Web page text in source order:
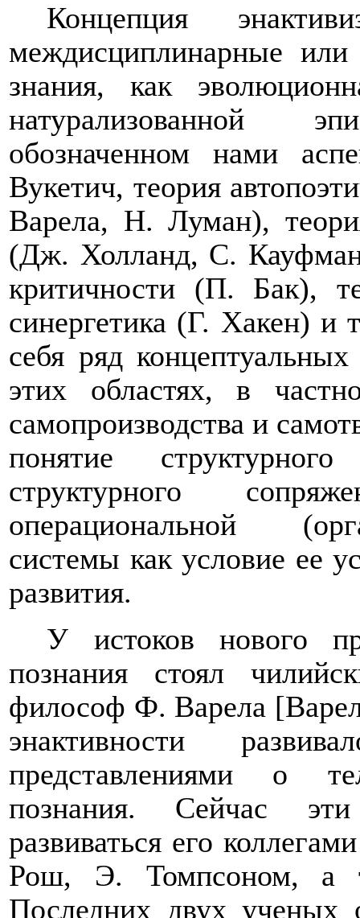
Концепция
междисциплинарные или
знания, как
натурализованной
обозначенном нами
Вукетич, теория
Варела, Н. Луман),
(Дж. Холланд, С.
критичности (П. Бак),
синергетика (Г. Хакен) и
себя ряд
этих областях, в
самопроизводства и
понятие
структурного
операциональной
системы как условие ее
развития.
У истоков нового
познания стоял
философ Ф. Варела
энактивности
представлениями о
познания. Сейчас эти
развиваться его
Рош, Э. Томпсоном,
Последних двух ученых